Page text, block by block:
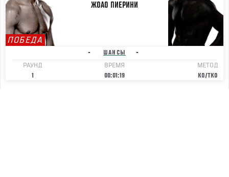
ПОБЕДА
ЖОАО ПИЕРИНИ
- ШАНСЫ
-
РАУНД
1
ВРЕМЯ
00:01:19
МЕТОД
KO/TKO